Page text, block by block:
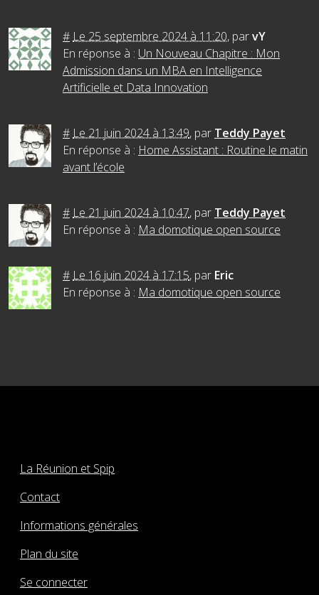
# Le 25 septembre 2024 à 11:20, parvY
En réponse à : Un Nouveau Chapitre : Mon
Admission dans un MBA en Intelligence
Artificielle et Data Innovation
# Le 21 juin 2024 à 13:49, par Teddy Payet
En réponse à : Home Assistant : Routine le matin
avant l’école
# Le 21 juin 2024 à 10:47, par Teddy Payet
En réponse à : Ma domotique open source
# Le 16 juin 2024 à 17:15, par Eric
En réponse à : Ma domotique open source
La Réunion et Spip
Contact
Informations générales
Plan du site
Se connecter